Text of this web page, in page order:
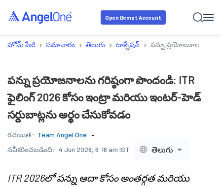
Open Demat Account
హోమ్ పేజీ › సమాచారం › తెలుగు › టాక్సేషన్ › పన్ను ప్రయోజనాలను
పన్ను ప్రయోజనాలను గరిష్ఠంగా పొందండి: ITR
ఫైలింగ్ 2026 కోసం ఇంట్రా మరియు ఇంటర్-హెడ్
సర్దుబాట్లను అర్థం చేసుకోవడం
రచయిత:: Team Angel One
నవీకరించబడింది:: 4 Jun 2026, 6:16 am IST తెలుగు
ITR 2026లో పన్ను ఆదా కోసం అంతర్గత మరియు